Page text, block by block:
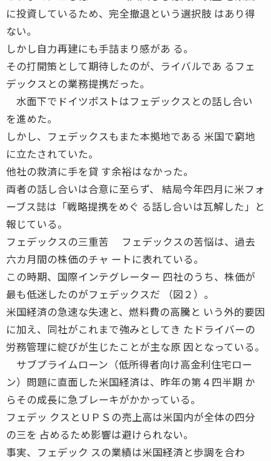
に投資しているため、完全撤退という選択肢 はあり得
ない。
しかし自力再建にも手詰まり感があ る。
その打開策として期待したのが、ライバルであ るフェ
デックスとの業務提携だった。
水面下でドイツポストはフェデックスとの話し合い
を進めた。
しかし、フェデックスもまた本拠地である 米国で窮地
に立たされていた。
他社の救済に手を貸 す余裕はなかった。
両者の話し合いは合意に至らず、 結局今年四月に米フォ
ーブス誌は「戦略提携をめぐ る話し合いは瓦解した」と
報じている。
フェデックスの三重苦 フェデックスの苦悩は、過去
六カ月間の株価のチャ ートに表れている。
この時期、国際インテグレーター 四社のうち、株価が
最も低迷したのがフェデックスだ （図２）。
米国経済の急速な失速と、燃料費の高騰と いう外的要因
に加え、同社がこれまで強みとしてき たドライバーの
労務管理に綻びが生じたことが主な原 因となっている。
サブプライムローン（低所得者向け高金利住宅ロー
ン）問題に直面した米国経済は、昨年の第４四半期 か
らその成長に急ブレーキがかかっている。
フェデッ クスとＵＰＳの売上高は米国内が全体の四分
の三を 占めるため影響は避けられない。
事実、フェデック スの業績は米国経済と歩調を合わ